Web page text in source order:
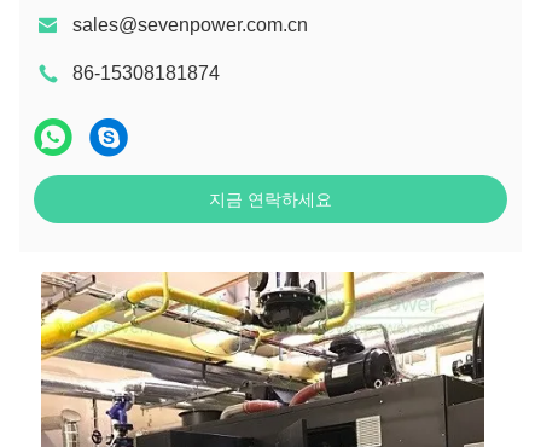
sales@sevenpower.com.cn
86-15308181874
지금 연락하세요